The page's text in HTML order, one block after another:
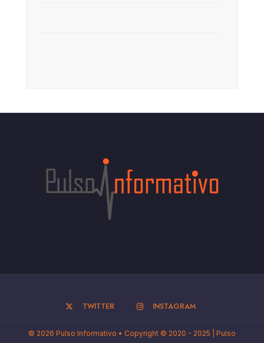
TWITTER INSTAGRAM
© 2026 Pulso Informativo • Copyright © 2020 - 2025 | Pulso